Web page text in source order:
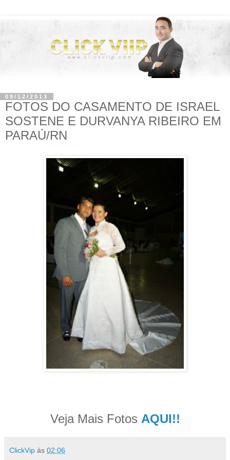
09/12/2013
FOTOS DO CASAMENTO DE ISRAEL
SOSTENE E DURVANYA RIBEIRO EM
PARAÚ/RN
Veja Mais Fotos AQUI!!
ClickVip às 02:06